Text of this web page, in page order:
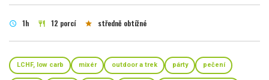
schedule 1h restaurant 12 porcí star středně obtížné
LCHF, low carb mixér outdoor a trek párty pečení